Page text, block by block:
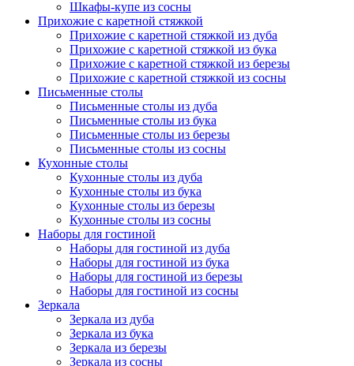
Шкафы-купе из сосны
Прихожие с каретной стяжкой
Прихожие с каретной стяжкой из дуба
Прихожие с каретной стяжкой из бука
Прихожие с каретной стяжкой из березы
Прихожие с каретной стяжкой из сосны
Письменные столы
Письменные столы из дуба
Письменные столы из бука
Письменные столы из березы
Письменные столы из сосны
Кухонные столы
Кухонные столы из дуба
Кухонные столы из бука
Кухонные столы из березы
Кухонные столы из сосны
Наборы для гостиной
Наборы для гостиной из дуба
Наборы для гостиной из бука
Наборы для гостиной из березы
Наборы для гостиной из сосны
Зеркала
Зеркала из дуба
Зеркала из бука
Зеркала из березы
Зеркала из сосны